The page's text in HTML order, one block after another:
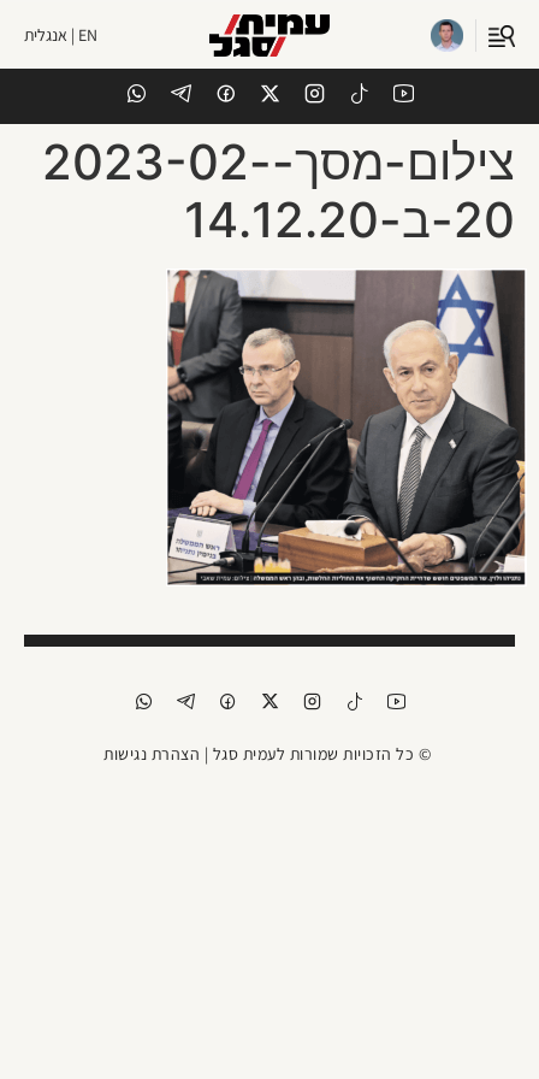
EN | אנגלית
צילום-מסך-2023-02-
20-ב-14.12.20
© כל הזכויות שמורות לעמית סגל | הצהרת נגישות